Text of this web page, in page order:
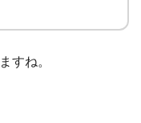
すね。